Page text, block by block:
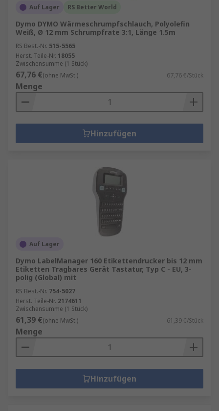
Auf Lager RS Better World
Dymo DYMO Wärmeschrumpfschlauch, Polyolefin
Weiß, Ø 12 mm Schrumpfrate 3:1, Länge 1.5m
RS Best.-Nr. 515-5565
Herst. Teile-Nr. 18055
Zwischensumme (1 Stück)
67,76 €(ohne MwSt.) 67,76 €/Stück
Menge
Hinzufügen
Auf Lager
Dymo LabelManager 160 Etikettendrucker bis 12 mm
Etiketten Tragbares Gerät Tastatur, Typ C - EU, 3-
polig (Global) mit
RS Best.-Nr. 754-5027
Herst. Teile-Nr. 2174611
Zwischensumme (1 Stück)
61,39 €(ohne MwSt.) 61,39 €/Stück
Menge
Hinzufügen